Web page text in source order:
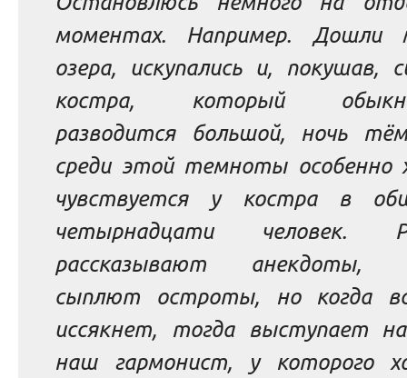
моментах. Например.
озера, искупались и, покушав,
костра, который
разводится большой, ночь
среди этой темноты особенно
чувствуется у костра в
четырнадцати человек.
рассказывают анекдоты,
сыплют остроты, но когда
иссякнет, тогда выступает
наш гармонист, у которого